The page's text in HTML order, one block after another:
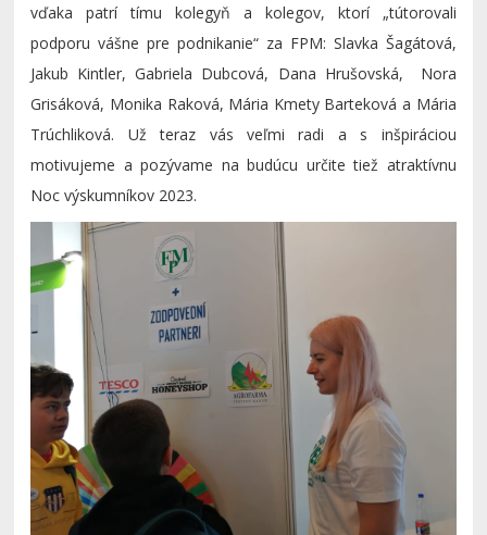
vďaka patrí tímu kolegyň a kolegov, ktorí „tútorovali
podporu vášne pre podnikanie“ za FPM: Slavka Šagátová,
Jakub Kintler, Gabriela Dubcová, Dana Hrušovská, Nora
Grisáková, Monika Raková, Mária Kmety Barteková a Mária
Trúchliková. Už teraz vás veľmi radi a s inšpiráciou
motivujeme a pozývame na budúcu určite tiež atraktívnu
Noc výskumníkov 2023.